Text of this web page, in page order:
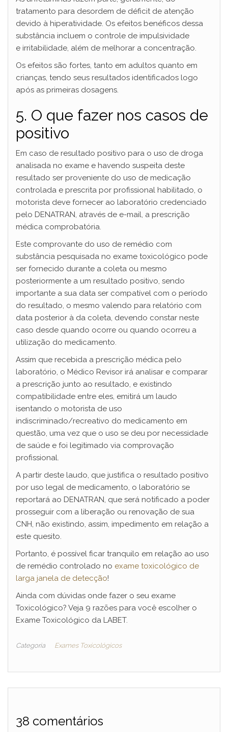
tratamento para desordem de déficit de atenção
devido à hiperatividade. Os efeitos benéficos dessa
substância incluem o controle de impulsividade
e irritabilidade, além de melhorar a concentração.
Os efeitos são fortes, tanto em adultos quanto em
crianças, tendo seus resultados identificados logo
após as primeiras dosagens.
5. O que fazer nos casos de
positivo
Em caso de resultado positivo para o uso de droga
analisada no exame e havendo suspeita deste
resultado ser proveniente do uso de medicação
controlada e prescrita por profissional habilitado, o
motorista deve fornecer ao laboratório credenciado
pelo DENATRAN, através de e-mail, a prescrição
médica comprobatória.
Este comprovante do uso de remédio com
substância pesquisada no exame toxicológico pode
ser fornecido durante a coleta ou mesmo
posteriormente a um resultado positivo, sendo
importante a sua data ser compatível com o período
do resultado, o mesmo valendo para relatório com
data posterior à da coleta, devendo constar neste
caso desde quando ocorre ou quando ocorreu a
utilização do medicamento.
Assim que recebida a prescrição médica pelo
laboratório, o Médico Revisor irá analisar e comparar
a prescrição junto ao resultado, e existindo
compatibilidade entre eles, emitirá um laudo
isentando o motorista de uso
indiscriminado/recreativo do medicamento em
questão, uma vez que o uso se deu por necessidade
de saúde e foi legitimado via comprovação
profissional.
A partir deste laudo, que justifica o resultado positivo
por uso legal de medicamento, o laboratório se
reportará ao DENATRAN, que será notificado a poder
prosseguir com a liberação ou renovação de sua
CNH, não existindo, assim, impedimento em relação a
este quesito.
Portanto, é possível ficar tranquilo em relação ao uso
de remédio controlado no exame toxicológico de
larga janela de detecção!
Ainda com dúvidas onde fazer o seu exame
Toxicológico? Veja 9 razões para você escolher o
Exame Toxicológico da LABET.
Categoria Exames Toxicológicos
38 comentários